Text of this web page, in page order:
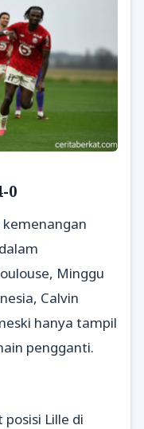
0
kemenangan
Minggu
Calvin
hanya tampil
pengganti.
Lille di